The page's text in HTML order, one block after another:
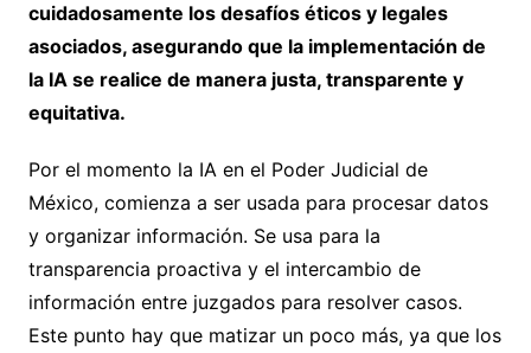
cuidadosamente los desafíos éticos y legales
asociados, asegurando que la implementación de
la IA se realice de manera justa, transparente y
equitativa.
Por el momento la IA en el Poder Judicial de
México, comienza a ser usada para procesar datos
y organizar información. Se usa para la
transparencia proactiva y el intercambio de
información entre juzgados para resolver casos.
Este punto hay que matizar un poco más, ya que los